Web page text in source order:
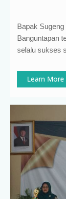
Bapak
Banguntapan
selalu sukses
Learn More